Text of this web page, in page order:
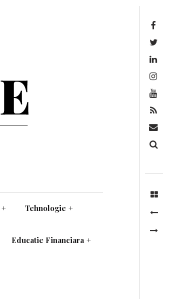
+ Tehnologie +
Educatie Financiara +